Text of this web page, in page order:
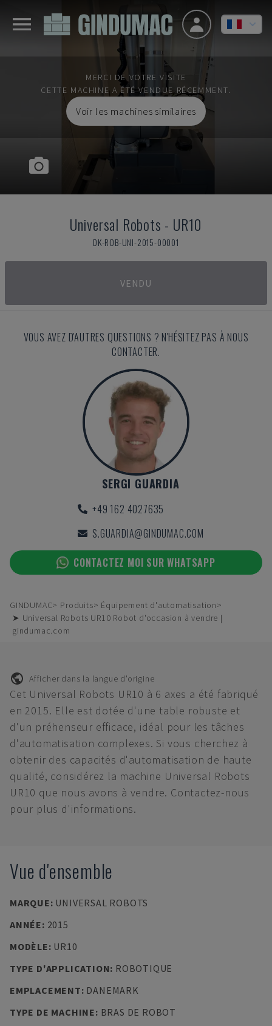
MERCI DE VOTRE VISITE
CETTE MACHINE A ÉTÉ VENDUE RÉCEMMENT.
Voir les machines similaires
Universal Robots - UR10
DK-ROB-UNI-2015-00001
VENDU
VOUS AVEZ D'AUTRES QUESTIONS ? N'HÉSITEZ PAS À NOUS
CONTACTER.
SERGI GUARDIA
+49 162 4027635
S.GUARDIA@GINDUMAC.COM
CONTACTEZ MOI SUR WHATSAPP
GINDUMAC Produits
Équipement d'automatisation
➤ Universal Robots UR10 Robot d'occasion à vendre |
gindumac.com
Afficher dans la langue d'origine
Cet Universal Robots UR10 à 6 axes a été fabriqué
en 2015. Elle est dotée d'une table robuste et
d'un préhenseur efficace, idéal pour les tâches
d'automatisation complexes. Si vous cherchez à
obtenir des capacités d'automatisation de haute
qualité, considérez la machine Universal Robots
UR10 que nous avons à vendre. Contactez-nous
pour plus d'informations.
Vue d'ensemble
MARQUE: UNIVERSAL ROBOTS
ANNÉE: 2015
MODÈLE: UR10
TYPE D'APPLICATION: ROBOTIQUE
EMPLACEMENT: DANEMARK
TYPE DE MACHINE: BRAS DE ROBOT